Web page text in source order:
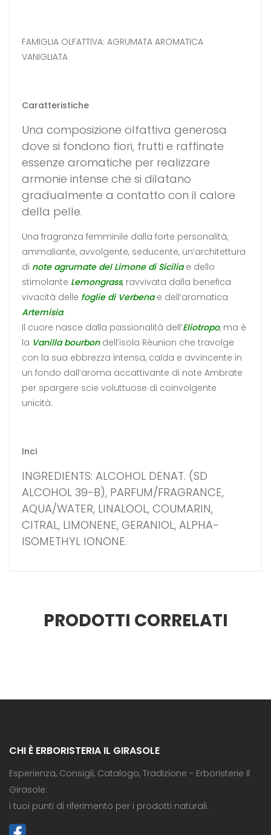
FAMIGLIA OLFATTIVA: AGRUMATA AROMATICA
VANIGLIATA
Caratteristiche
Una composizione olfattiva generosa
dove si fondono fiori, frutti e raffinate
essenze aromatiche per realizzare
armonie intense che si dilatano
gradualmente a contatto con il calore
della pelle.
Una fragranza femminile dalla forte personalità,
ammaliante, avvolgente, seducente, un’architettura
di note agrumate del Limone di Siciliae dello
stimolante Lemongrass, ravvivata dalla benefica
vivacità delle foglie di Verbenae dell’aromatica
Artemisia.
Il cuore nasce dalla passionalità dell’Eliotropo, ma è
la Vanilla bourbondell’isola Rèunion che travolge
con la sua ebbrezza intensa, calda e avvincente in
un fondo dall’aroma accattivante di note Ambrate
per spargere scie voluttuose di coinvolgente
unicità.
Inci
INGREDIENTS: ALCOHOL DENAT. (SD
ALCOHOL 39-B), PARFUM/FRAGRANCE,
AQUA/WATER, LINALOOL, COUMARIN,
CITRAL, LIMONENE, GERANIOL, ALPHA-
ISOMETHYL IONONE.
PRODOTTI CORRELATI
CHI È ERBORISTERIA IL GIRASOLE
Esperienza, Consigli, Catalogo, Tradizione - Erboristerie Il
Girasole:
i tuoi punti di riferimento per i prodotti naturali.